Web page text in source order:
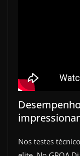
Nos testes